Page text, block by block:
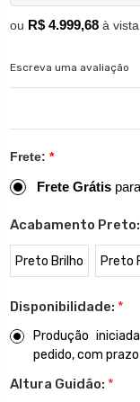
ou R$ 4.999,68 à
Escreva uma avaliação
Frete: *
Frete Grátis
Acabamento Preto:
Preto Brilho Preto
Disponibilidade: *
Produção
pedido, com
Altura Guidão: *